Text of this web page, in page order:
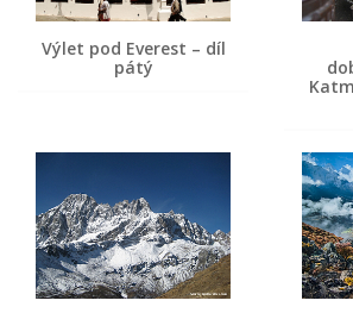
Výlet pod Everest – díl
pátý